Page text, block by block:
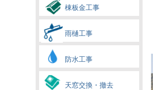
棟板金工事
雨樋工事
防水工事
天窓交換・撤去